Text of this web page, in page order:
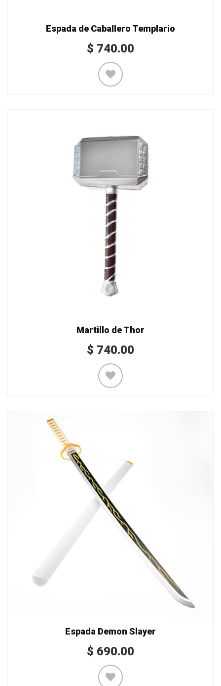
Espada de Caballero Templario
$ 740.00
Martillo de Thor
$ 740.00
Espada Demon Slayer
$ 690.00